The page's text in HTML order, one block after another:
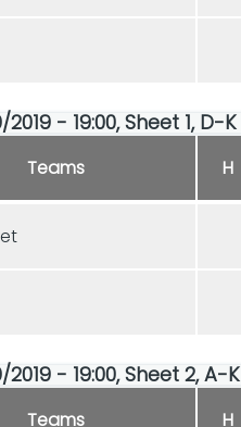
2019 - 19:00, Sheet 1, D-K
Teams H
2019 - 19:00, Sheet 2, A-K
Teams H